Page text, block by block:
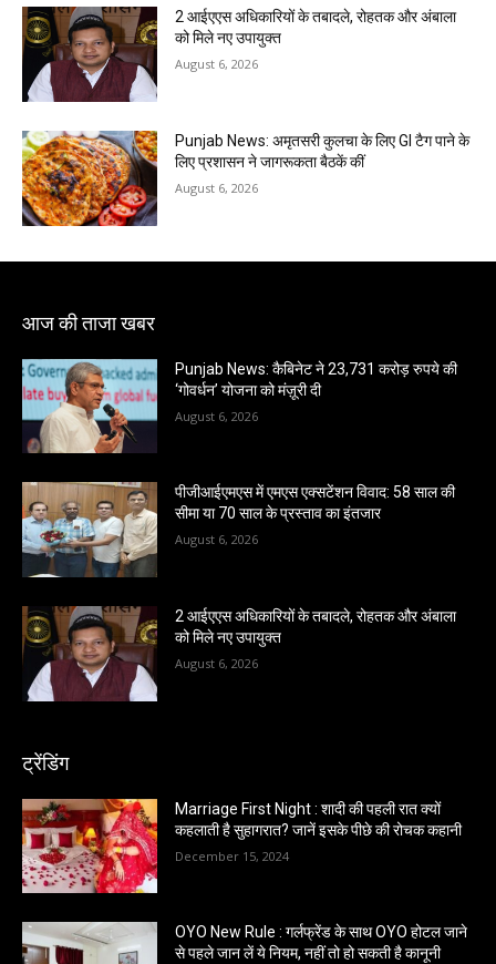
2 आईएएस अधिकारियों के तबादले, रोहतक और अंबाला
को मिले नए उपायुक्त
August 6, 2026
Punjab News: अमृतसरी कुलचा के लिए GI टैग पाने के
लिए प्रशासन ने जागरूकता बैठकें कीं
August 6, 2026
आज की ताजा खबर
Punjab News: कैबिनेट ने 23,731 करोड़ रुपये की
‘गोवर्धन’ योजना को मंज़ूरी दी
August 6, 2026
पीजीआईएमएस में एमएस एक्सटेंशन विवाद: 58 साल की
सीमा या 70 साल के प्रस्ताव का इंतजार
August 6, 2026
2 आईएएस अधिकारियों के तबादले, रोहतक और अंबाला
को मिले नए उपायुक्त
August 6, 2026
ट्रेंडिंग
Marriage First Night : शादी की पहली रात क्यों
कहलाती है सुहागरात? जानें इसके पीछे की रोचक कहानी
December 15, 2024
OYO New Rule : गर्लफ्रेंड के साथ OYO होटल जाने
से पहले जान लें ये नियम, नहीं तो हो सकती है कानूनी